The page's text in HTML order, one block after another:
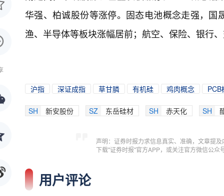
华强、柏诚股份等涨停。固态电池概念走强，
渔、半导体等板块涨幅居前；航空、保险、银行
沪指 深证成指 草甘膦 有机硅 鸡肉概念 PCB
SH 新安股份 SZ 东岳硅材 SH 赤天化 SH
声明：证券时报力求信息真实、准确，文章提
下载"证券时报"官方APP，或关注官方微信公
用户评论